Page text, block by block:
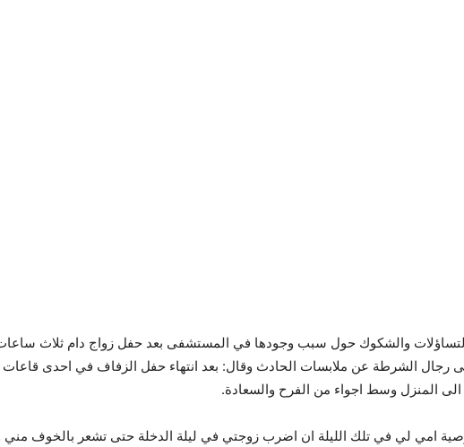
والشكوك حول سبب وجودها في المستشفى بعد حفل زواج دام ثلاث
رجال الشرطة عن ملابسات الحادث وقال: بعد انتهاء حفل الزفاف في احدى قاعات
المنزل وسط اجواء من الفرح والسعادة.
امي لي في تلك الليلة ان اضرب زوجتي في ليلة الدخلة حتى تشعر بالخوف مني